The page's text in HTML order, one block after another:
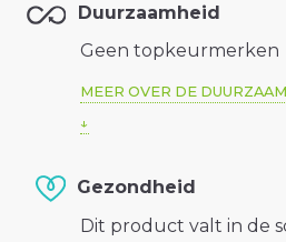
Duurzaamheid
Geen topkeurmerken
MEER OVER DE
Gezondheid
Dit product valt in de